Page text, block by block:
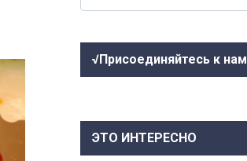
for:
√Присоединяйтесь к нам
ЭТО ИНТЕРЕСНО